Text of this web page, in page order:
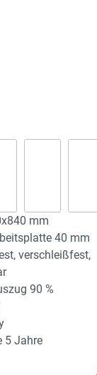
mm
40 mm
verschleißfest,
90 %
5 Jahre